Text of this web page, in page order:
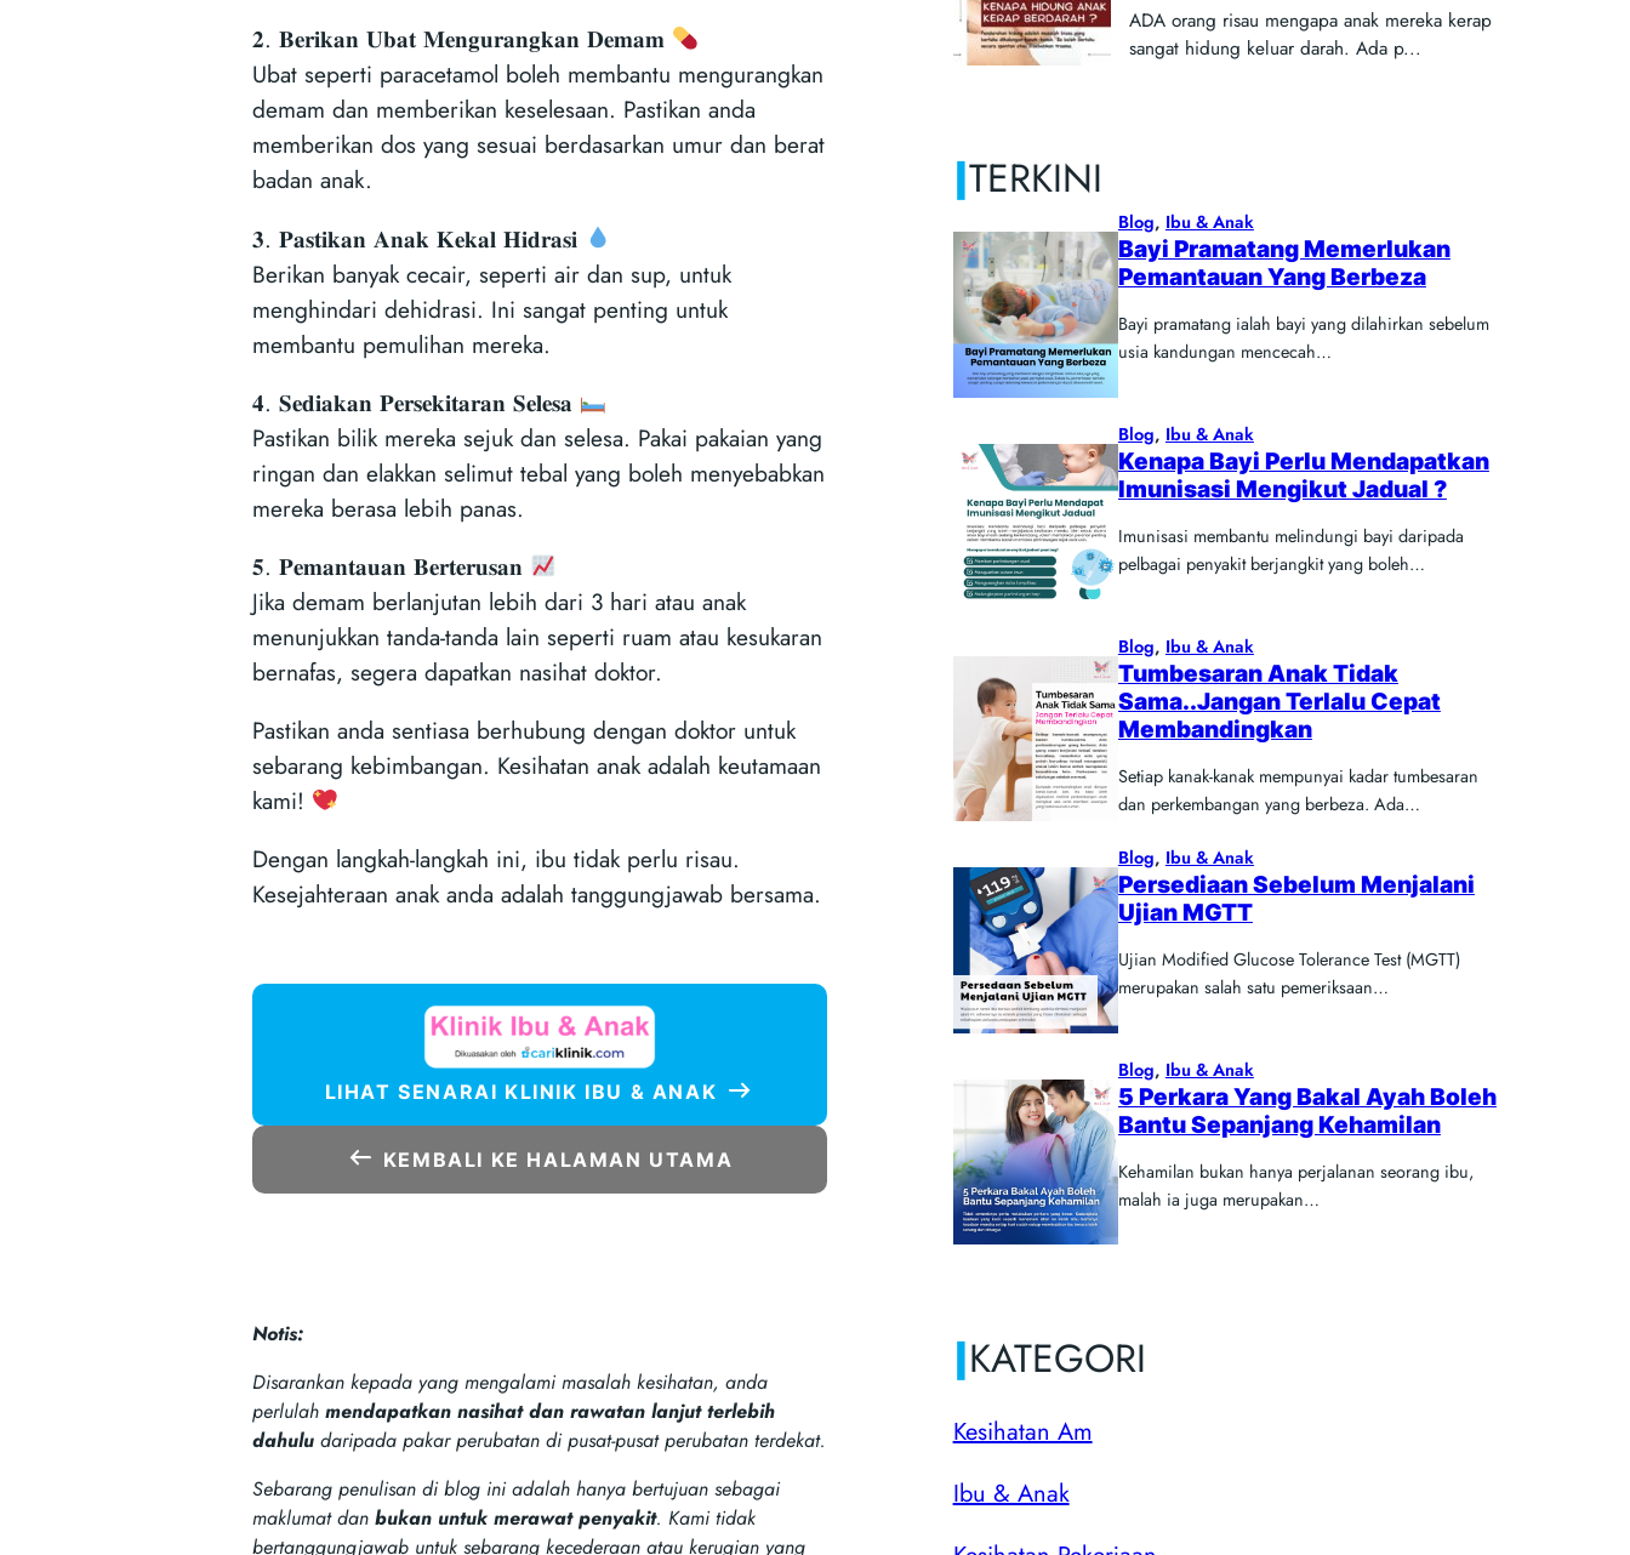
𝟐. 𝐁𝐞𝐫𝐢𝐤𝐚𝐧 𝐔𝐛𝐚𝐭 𝐌𝐞𝐧𝐠𝐮𝐫𝐚𝐧𝐠𝐤𝐚𝐧 𝐃𝐞𝐦𝐚𝐦
Ubat seperti paracetamol boleh membantu mengurangkan
demam dan memberikan keselesaan. Pastikan anda
memberikan dos yang sesuai berdasarkan umur dan berat
badan anak.
𝟑. 𝐏𝐚𝐬𝐭𝐢𝐤𝐚𝐧 𝐀𝐧𝐚𝐤 𝐊𝐞𝐤𝐚𝐥 𝐇𝐢𝐝𝐫𝐚𝐬𝐢
Berikan banyak cecair, seperti air dan sup, untuk
menghindari dehidrasi. Ini sangat penting untuk
membantu pemulihan mereka.
𝟒. 𝐒𝐞𝐝𝐢𝐚𝐤𝐚𝐧 𝐏𝐞𝐫𝐬𝐞𝐤𝐢𝐭𝐚𝐫𝐚𝐧 𝐒𝐞𝐥𝐞𝐬𝐚
Pastikan bilik mereka sejuk dan selesa. Pakai pakaian yang
ringan dan elakkan selimut tebal yang boleh menyebabkan
mereka berasa lebih panas.
𝟓. 𝐏𝐞𝐦𝐚𝐧𝐭𝐚𝐮𝐚𝐧 𝐁𝐞𝐫𝐭𝐞𝐫𝐮𝐬𝐚𝐧
Jika demam berlanjutan lebih dari 3 hari atau anak
menunjukkan tanda-tanda lain seperti ruam atau kesukaran
bernafas, segera dapatkan nasihat doktor.
Pastikan anda sentiasa berhubung dengan doktor untuk
sebarang kebimbangan. Kesihatan anak adalah keutamaan
kami!
Dengan langkah-langkah ini, ibu tidak perlu risau.
Kesejahteraan anak anda adalah tanggungjawab bersama.
LIHAT SENARAI KLINIK IBU & ANAK
KEMBALI KE HALAMAN UTAMA
Notis:
Disarankan kepada yang mengalami masalah kesihatan, anda
perlulah mendapatkan nasihat dan rawatan lanjut terlebih
dahulu daripada pakar perubatan di pusat-pusat perubatan terdekat.
Sebarang penulisan di blog ini adalah hanya bertujuan sebagai
maklumat dan bukan untuk merawat penyakit. Kami tidak
bertanggungjawab untuk sebarang kecederaan atau kerugian yang
|TERKINI
Blog, Ibu & Anak
Bayi Pramatang Memerlukan
Pemantauan Yang Berbeza
Bayi pramatang ialah bayi yang dilahirkan sebelum
usia kandungan mencecah…
Blog, Ibu & Anak
Kenapa Bayi Perlu Mendapatkan
Imunisasi Mengikut Jadual ?
Imunisasi membantu melindungi bayi daripada
pelbagai penyakit berjangkit yang boleh…
Blog, Ibu & Anak
Tumbesaran Anak Tidak
Sama..Jangan Terlalu Cepat
Membandingkan
Setiap kanak-kanak mempunyai kadar tumbesaran
dan perkembangan yang berbeza. Ada…
Blog, Ibu & Anak
Persediaan Sebelum Menjalani
Ujian MGTT
Ujian Modified Glucose Tolerance Test (MGTT)
merupakan salah satu pemeriksaan…
Blog, Ibu & Anak
5 Perkara Yang Bakal Ayah Boleh
Bantu Sepanjang Kehamilan
Kehamilan bukan hanya perjalanan seorang ibu,
malah ia juga merupakan…
|KATEGORI
Kesihatan Am
Ibu & Anak